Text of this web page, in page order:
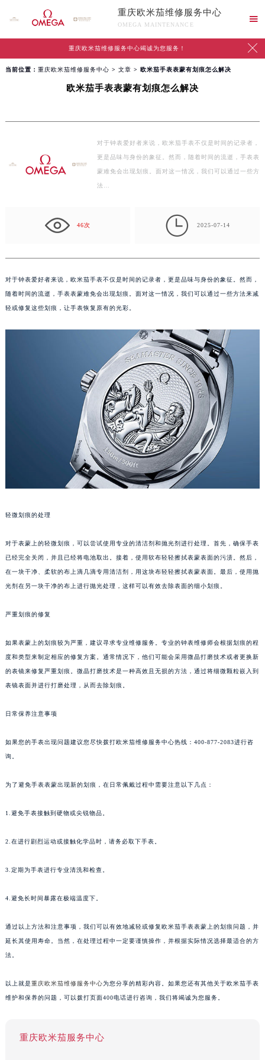
重庆欧米茄维修服务中心
OMEGA MAINTENANCE

重庆欧米茄维修服务中心竭诚为您服务！ 
当前位置： 重庆欧米茄维修服务中心 > 文章 > 欧米茄手表表蒙有划痕怎么解决
欧米茄手表表蒙有划痕怎么解决
对于钟表爱好者来说，欧米茄手表不仅是时间的记录者，
更是品味与身份的象征。然而，随着时间的流逝，手表表
蒙难免会出现划痕。面对这一情况，我们可以通过一些方
法…
46次  2025-07-14
对于钟表爱好者来说，欧米茄手表不仅是时间的记录者，更是品味与身份的象征。然而，
随着时间的流逝，手表表蒙难免会出现划痕。面对这一情况，我们可以通过一些方法来减
轻或修复这些划痕，让手表恢复原有的光彩。
轻微划痕的处理
对于表蒙上的轻微划痕，可以尝试使用专业的清洁剂和抛光剂进行处理。首先，确保手表
已经完全关闭，并且已经将电池取出。接着，使用软布轻轻擦拭表蒙表面的污渍。然后，
在一块干净、柔软的布上滴几滴专用清洁剂，用这块布轻轻擦拭表蒙表面。最后，使用抛
光剂在另一块干净的布上进行抛光处理，这样可以有效去除表面的细小划痕。
严重划痕的修复
如果表蒙上的划痕较为严重，建议寻求专业维修服务。专业的钟表维修师会根据划痕的程
度和类型来制定相应的修复方案。通常情况下，他们可能会采用微晶打磨技术或者更换新
的表镜来修复严重划痕。微晶打磨技术是一种高效且无损的方法，通过将细微颗粒嵌入到
表镜表面并进行打磨处理，从而去除划痕。
日常保养注意事项
如果您的手表出现问题建议您尽快拨打欧米茄维修服务中心热线：400-877-2083进行咨
询。
为了避免手表表蒙出现新的划痕，在日常佩戴过程中需要注意以下几点：
1.避免手表接触到硬物或尖锐物品。
2.在进行剧烈运动或接触化学品时，请务必取下手表。
3.定期为手表进行专业清洗和检查。
4.避免长时间暴露在极端温度下。
通过以上方法和注意事项，我们可以有效地减轻或修复欧米茄手表表蒙上的划痕问题，并
延长其使用寿命。当然，在处理过程中一定要谨慎操作，并根据实际情况选择最适合的方
法。
以上就是重庆欧米茄维修服务中心为您分享的精彩内容。如果您还有其他关于欧米茄手表
维护和保养的问题，可以拨打页面400电话进行咨询，我们将竭诚为您服务。
重庆欧米茄服务中心